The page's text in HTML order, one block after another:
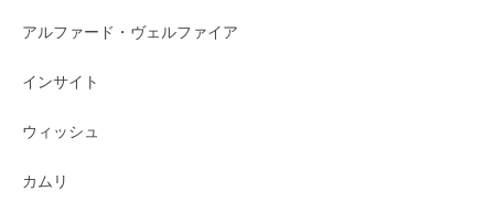
アルファード・ヴェルファイア
インサイト
ウィッシュ
カムリ